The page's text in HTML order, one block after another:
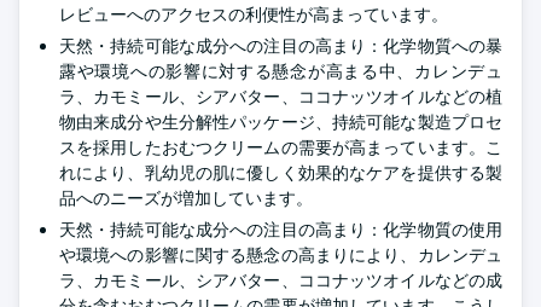
レビューへのアクセスの利便性が高まっています。
天然・持続可能な成分への注目の高まり：化学物質への暴
露や環境への影響に対する懸念が高まる中、カレンデュ
ラ、カモミール、シアバター、ココナッツオイルなどの植
物由来成分や生分解性パッケージ、持続可能な製造プロセ
スを採用したおむつクリームの需要が高まっています。こ
れにより、乳幼児の肌に優しく効果的なケアを提供する製
品へのニーズが増加しています。
天然・持続可能な成分への注目の高まり：化学物質の使用
や環境への影響に関する懸念の高まりにより、カレンデュ
ラ、カモミール、シアバター、ココナッツオイルなどの成